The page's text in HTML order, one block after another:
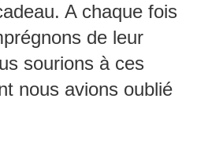
A chaque fois
de leur
sourions à ces
nous avions oublié